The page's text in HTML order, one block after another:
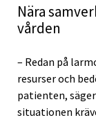
Nära
vården
– Redan på
resurser och
patienten,
situationen